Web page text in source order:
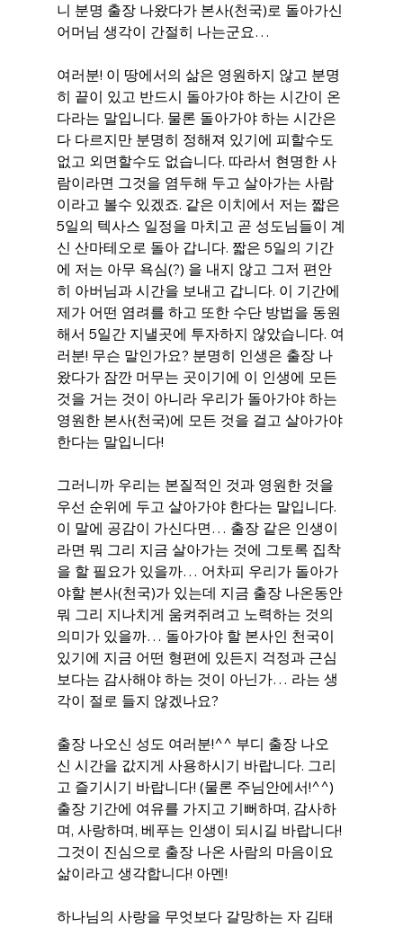
니 분명 출장 나왔다가 본사(천국)로 돌아가신
어머님 생각이 간절히 나는군요…
여러분! 이 땅에서의 삶은 영원하지 않고 분명
히 끝이 있고 반드시 돌아가야 하는 시간이 온
다라는 말입니다. 물론 돌아가야 하는 시간은
다 다르지만 분명히 정해져 있기에 피할수도
없고 외면할수도 없습니다. 따라서 현명한 사
람이라면 그것을 염두해 두고 살아가는 사람
이라고 볼수 있겠죠. 같은 이치에서 저는 짧은
5일의 텍사스 일정을 마치고 곧 성도님들이 계
신 산마테오로 돌아 갑니다. 짧은 5일의 기간
에 저는 아무 욕심(?) 을 내지 않고 그저 편안
히 아버님과 시간을 보내고 갑니다. 이 기간에
제가 어떤 염려를 하고 또한 수단 방법을 동원
해서 5일간 지낼곳에 투자하지 않았습니다. 여
러분! 무슨 말인가요? 분명히 인생은 출장 나
왔다가 잠깐 머무는 곳이기에 이 인생에 모든
것을 거는 것이 아니라 우리가 돌아가야 하는
영원한 본사(천국)에 모든 것을 걸고 살아가야
한다는 말입니다!
그러니까 우리는 본질적인 것과 영원한 것을
우선 순위에 두고 살아가야 한다는 말입니다.
이 말에 공감이 가신다면… 출장 같은 인생이
라면 뭐 그리 지금 살아가는 것에 그토록 집착
을 할 필요가 있을까… 어차피 우리가 돌아가
야할 본사(천국)가 있는데 지금 출장 나온동안
뭐 그리 지나치게 움켜쥐려고 노력하는 것의
의미가 있을까… 돌아가야 할 본사인 천국이
있기에 지금 어떤 형편에 있든지 걱정과 근심
보다는 감사해야 하는 것이 아닌가… 라는 생
각이 절로 들지 않겠나요?
출장 나오신 성도 여러분!^^ 부디 출장 나오
신 시간을 값지게 사용하시기 바랍니다. 그리
고 즐기시기 바랍니다! (물론 주님안에서!^^)
출장 기간에 여유를 가지고 기뻐하며, 감사하
며, 사랑하며, 베푸는 인생이 되시길 바랍니다!
그것이 진심으로 출장 나온 사람의 마음이요
삶이라고 생각합니다! 아멘!
하나님의 사랑을 무엇보다 갈망하는 자 김태